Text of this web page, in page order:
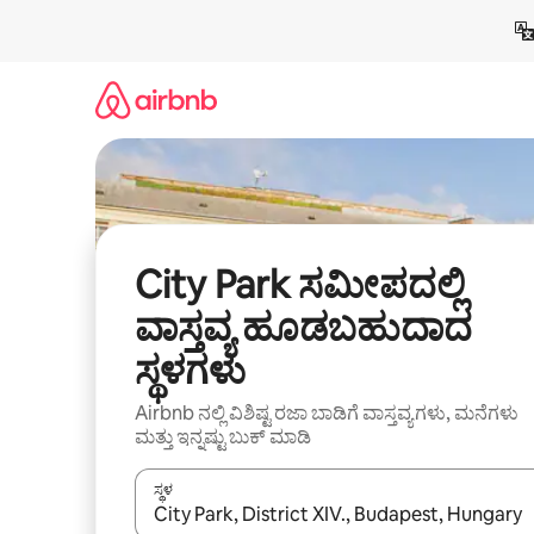
City Park ಸಮೀಪದಲ್ಲಿ
ವಾಸ್ತವ್ಯ ಹೂಡಬಹುದಾದ
ಸ್ಥಳಗಳು
Airbnb ನಲ್ಲಿ ವಿಶಿಷ್ಟ ರಜಾ ಬಾಡಿಗೆ ವಾಸ್ತವ್ಯಗಳು, ಮನೆಗಳು
ಮತ್ತು ಇನ್ನಷ್ಟು ಬುಕ್ ಮಾಡಿ
ಸ್ಥಳ
ಫಲಿತಾಂಶಗಳು ಲಭ್ಯವಿರುವಾಗ, ಅಪ್ ಮತ್ತು ಡೌನ್ ಬಾಣದ